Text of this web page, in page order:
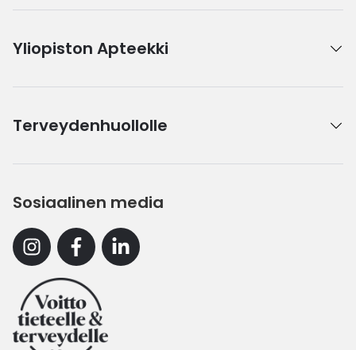
Yliopiston Apteekki
Terveydenhuollolle
Sosiaalinen media
InstagramFacebookLinkedin